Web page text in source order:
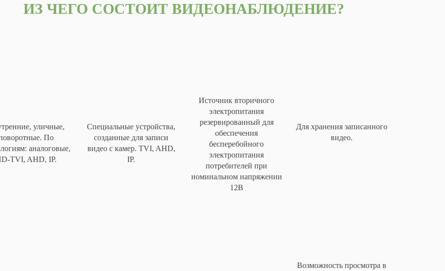
ИЗ ЧЕГО СОСТОИТ ВИДЕОНАБЛЮДЕНИЕ?
уличные,
По
аналоговые,
TVI, AHD, IP.
Специальные устройства,
созданные для записи
видео с камер. TVI, AHD,
IP.
Источник вторичного
электропитания
резервированный для
обеспечения
бесперебойного
электропитания
потребителей при
номинальном напряжении
12В
Для хранения записанного
видео.
Возможность просмотра в